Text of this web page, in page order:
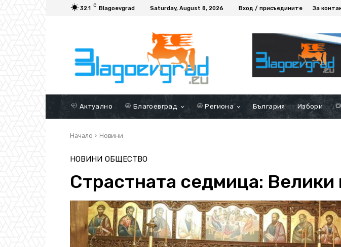
32.1 C Blagoevgrad Saturday, August 8, 2026 Вход / присъедините За
Актуално Благоевград Региона България Избори
Начало Новини
НОВИНИ ОБЩЕСТВО
Страстната седмица: Велики